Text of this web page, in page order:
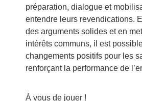
préparation, dialogue et
entendre leurs revendications.
des arguments solides et en
intérêts communs, il est
changements positifs pour les
renforçant la performance de
À vous de jouer !